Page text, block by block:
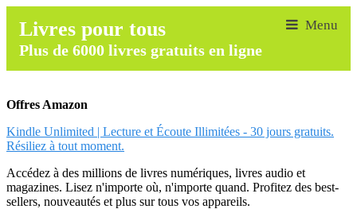
Livres pour tous
Plus de 6000 livres gratuits en ligne
Offres Amazon
Kindle Unlimited | Lecture et Écoute Illimitées - 30 jours gratuits.
Résiliez à tout moment.
Accédez à des millions de livres numériques, livres audio et
magazines. Lisez n'importe où, n'importe quand. Profitez des best-
sellers, nouveautés et plus sur tous vos appareils.